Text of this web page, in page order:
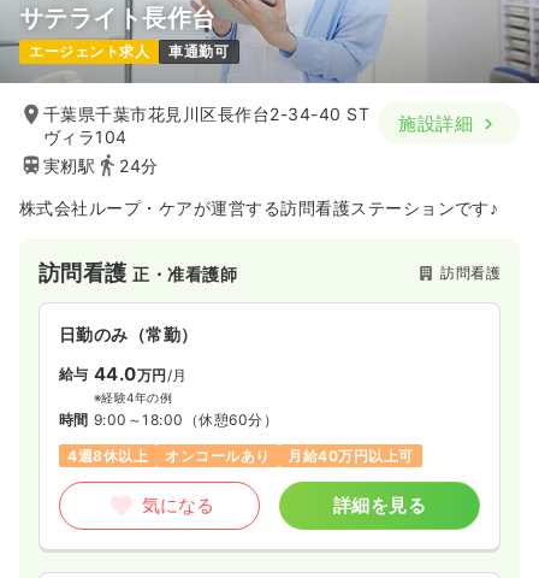
サテライト長作台
エージェント求人 車通勤可
千葉県千葉市花見川区長作台2-34-40 ST
ヴィラ104
実籾駅
24分
施設詳細
株式会社ループ・ケアが運営する訪問看護ステーションです♪
訪問看護正・准看護師 訪問看護
日勤のみ（常勤）
給与 44.0万円/月
※経験4年の例
時間 9:00～18:00 （休憩60分）
4週8休以上
オンコールあり 月給40万円以上可
気になる 詳細を見る